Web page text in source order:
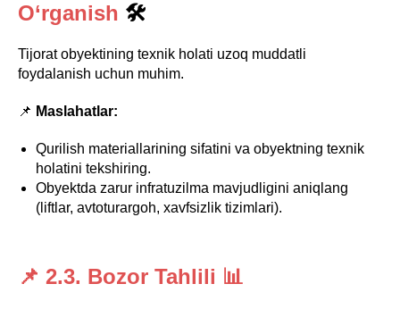
O‘rganish 🛠
Tijorat obyektining texnik holati uzoq muddatli
foydalanish uchun muhim.
📌 Maslahatlar:
Qurilish materiallarining sifatini va obyektning texnik
holatini tekshiring.
Obyektda zarur infratuzilma mavjudligini aniqlang
(liftlar, avtoturargoh, xavfsizlik tizimlari).
📌 2.3. Bozor Tahlili 📊